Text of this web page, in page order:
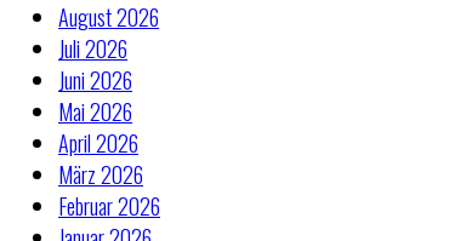
August 2026
Juli 2026
Juni 2026
Mai 2026
April 2026
März 2026
Februar 2026